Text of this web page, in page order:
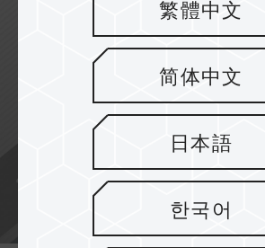
繁體中文
简体中文
日本語
한국어